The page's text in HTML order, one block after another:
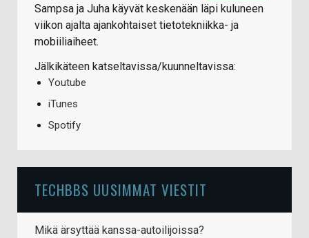
Sampsa ja Juha käyvät keskenään läpi kuluneen
viikon ajalta ajankohtaiset tietotekniikka- ja
mobiiliaiheet.
Jälkikäteen katseltavissa/kuunneltavissa:
Youtube
iTunes
Spotify
TECHBBS UUSIMMAT VIESTIT
Mikä ärsyttää kanssa-autoilijoissa?